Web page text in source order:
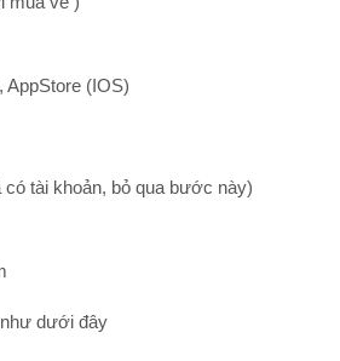
AppStore (IOS)
tài khoản, bỏ qua bước này)
như dưới đây